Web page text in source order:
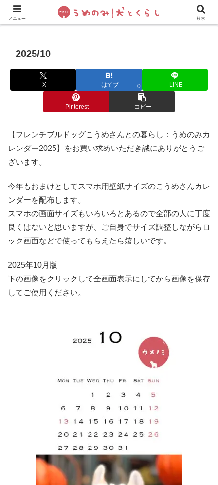
犬の手作りご飯 フレブル飼い方・しつけ ペットグッズ&
2025/10
X はてブ 0 LINE
Pinterest コピー
【フレンチブルドッグこうめさんとの暮らし：うめのみカ
レンダー2025】をお買い求めいただき誠にありがとうご
ざいます。
今年もおまけとしてスマホ用壁紙サイズのこうめさんカレ
ンダーを配布します。
スマホの画面サイズもいろいろとあるので全部の人に丁度
良くはないと思いますが、ご自身でサイズ調整しながらロ
ック画面などで使ってもらえたら嬉しいです。
2025年10月版
下の画像をクリックして全画面表示にしてから画像を保存
してご使用ください。
メニュー 検索